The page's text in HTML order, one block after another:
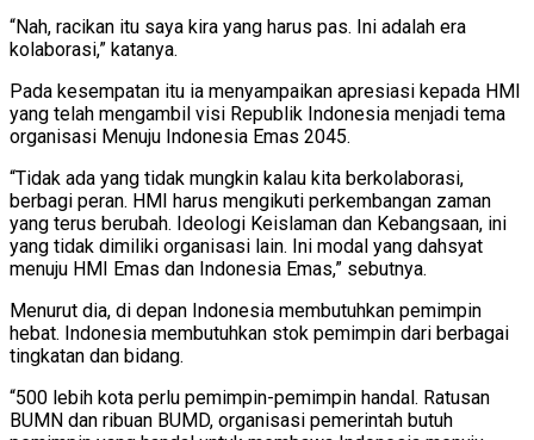
“Nah, racikan itu saya kira yang harus pas. Ini adalah era
kolaborasi,” katanya.
Pada kesempatan itu ia menyampaikan apresiasi kepada HMI
yang telah mengambil visi Republik Indonesia menjadi tema
organisasi Menuju Indonesia Emas 2045.
“Tidak ada yang tidak mungkin kalau kita berkolaborasi,
berbagi peran. HMI harus mengikuti perkembangan zaman
yang terus berubah. Ideologi Keislaman dan Kebangsaan, ini
yang tidak dimiliki organisasi lain. Ini modal yang dahsyat
menuju HMI Emas dan Indonesia Emas,” sebutnya.
Menurut dia, di depan Indonesia membutuhkan pemimpin
hebat. Indonesia membutuhkan stok pemimpin dari berbagai
tingkatan dan bidang.
“500 lebih kota perlu pemimpin-pemimpin handal. Ratusan
BUMN dan ribuan BUMD, organisasi pemerintah butuh